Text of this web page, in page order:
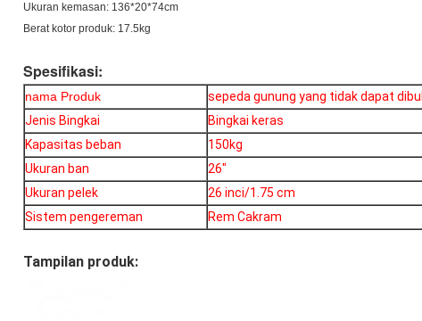
Ukuran kemasan: 136*20*74cm
Berat kotor produk: 17.5kg
Spesifikasi:
nama Produk
sepeda gunung yang tidak dapat
Jenis Bingkai
Bingkai keras
Kapasitas beban
150kg
Ukuran ban
26"
Ukuran pelek
26 inci/1.75 cm
Sistem pengereman
Rem Cakram
Tampilan produk: